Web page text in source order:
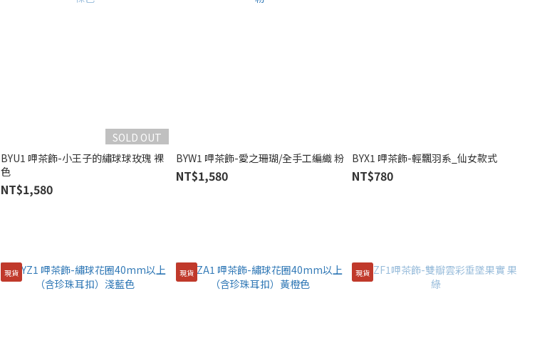
SOLD OUT
BYU1 呷茶飾-小王子的繡球球玫瑰 裸
色
NT$1,580
BYW1 呷茶飾-愛之珊瑚/全手工編織 粉
NT$1,580
BYX1 呷茶飾-輕飄羽系_仙女款式
NT$780
現貨 現貨 現貨